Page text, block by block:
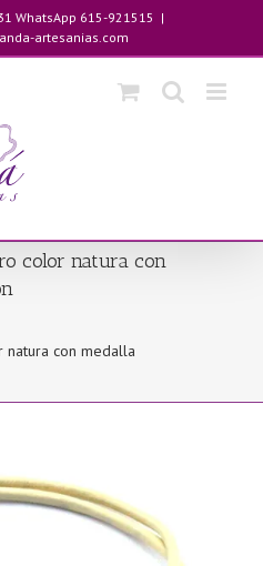
WhatsApp 615-921515 |
artesanias.com
color natura con
con medalla